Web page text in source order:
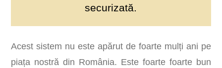
securizată.
Acest sistem nu este apărut de foarte mulți ani pe
piața nostră din România. Este foarte foarte bun